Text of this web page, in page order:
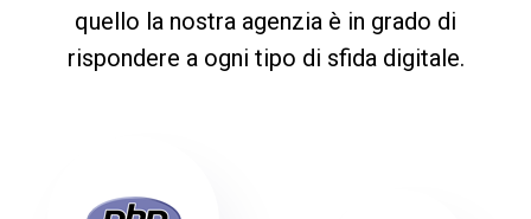
quello la nostra agenzia è in grado di
rispondere a ogni tipo di sfida digitale.